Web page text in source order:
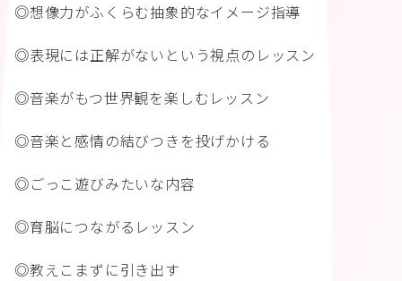
◎想像力がふくらむ抽象的なイメージ指導
◎表現には正解がないという視点のレッスン
◎音楽がもつ世界観を楽しむレッスン
◎音楽と感情の結びつきを投げかける
◎ごっこ遊びみたいな内容
◎育脳につながるレッスン
◎教えこまずに引き出す